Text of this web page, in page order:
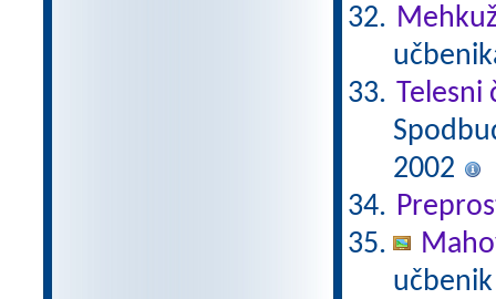
2002
učbenik